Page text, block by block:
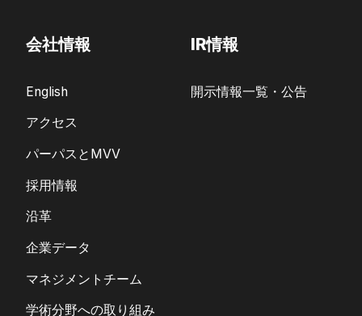
会社情報
English
アクセス
パーパスとMVV
採用情報
沿革
企業データ
マネジメントチーム
学術分野への取り組み
IR情報
開示情報一覧・公告